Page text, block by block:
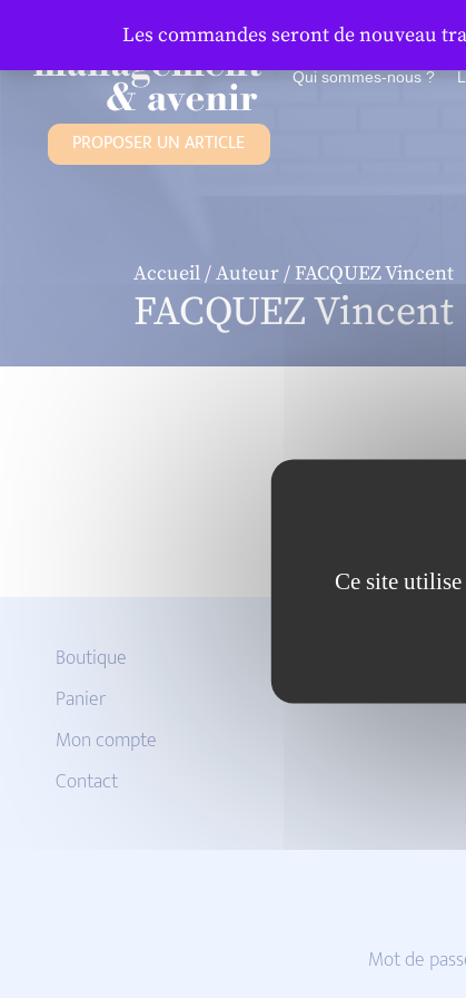
Qui sommes-nous ?
PROPOSER UN ARTICLE
Accueil/Auteur/ FACQUEZ Vincent
FACQUEZ Vincent
Boutique
Panier
Mon compte
Contact
Mot de
Les commandes seront de nouveau
Ce site